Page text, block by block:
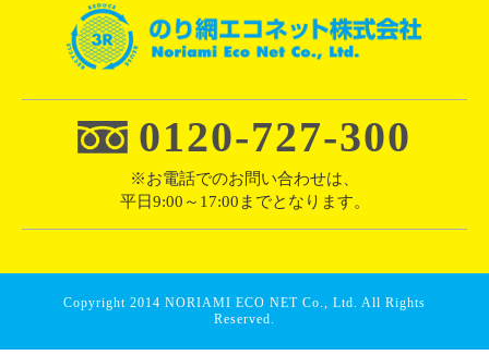
0120-727-300
※お電話でのお問い合わせは、
平日9:00～17:00までとなります。
Copyright 2014 NORIAMI ECO NET Co., Ltd. All Rights
Reserved.